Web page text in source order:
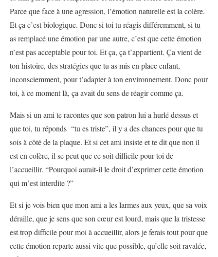
Parce que face à une agression, l’émotion naturelle est la colère.
Et ça c’est biologique. Donc si toi tu réagis différemment, si tu
as remplacé une émotion par une autre, c’est que cette émotion
n’est pas acceptable pour toi. Et ça, ça t’appartient. Ça vient de
ton histoire, des stratégies que tu as mis en place enfant,
inconsciemment, pour t’adapter à ton environnement. Donc pour
toi, à ce moment là, ça avait du sens de réagir comme ça.
Mais si un ami te racontes que son patron lui a hurlé dessus et
que toi, tu réponds “tu es triste”, il y a des chances pour que tu
sois à côté de la plaque. Et si cet ami insiste et te dit que non il
est en colère, il se peut que ce soit difficile pour toi de
l’accueillir. “Pourquoi aurait-il le droit d’exprimer cette émotion
qui m’est interdite ?”
Et si je vois bien que mon ami a les larmes aux yeux, que sa voix
déraille, que je sens que son cœur est lourd, mais que la tristesse
est trop difficile pour moi à accueillir, alors je ferais tout pour que
cette émotion reparte aussi vite que possible, qu’elle soit ravalée,